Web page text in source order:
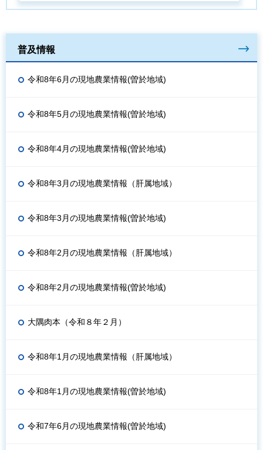
普及情報
令和8年6月の現地農業情報(曽於地域)
令和8年5月の現地農業情報(曽於地域)
令和8年4月の現地農業情報(曽於地域)
令和8年3月の現地農業情報（肝属地域）
令和8年3月の現地農業情報(曽於地域)
令和8年2月の現地農業情報（肝属地域）
令和8年2月の現地農業情報(曽於地域)
大隅肉本（令和８年２月）
令和8年1月の現地農業情報（肝属地域）
令和8年1月の現地農業情報(曽於地域)
令和7年6月の現地農業情報(曽於地域)